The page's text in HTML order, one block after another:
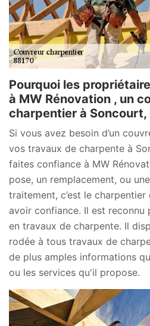
Pourquoi les
à MW Rénovation , un
charpentier à Soncourt,
Si vous avez besoin d’un
vos travaux de charpente à
faites confiance à MW
pose, un remplacement, ou
traitement, c’est le
avoir confiance. Il est reconnu
en travaux de charpente. Il
rodée à tous travaux de
de plus amples informations
ou les services qu'il propose.